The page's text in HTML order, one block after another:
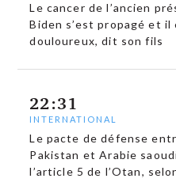
Le cancer de l’ancien
Biden s’est propagé et
douloureux, dit son fils
22:31
INTERNATIONAL
Le pacte de défense
Pakistan et Arabie
l’article 5 de l’Otan,